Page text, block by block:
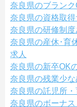
奈良県のブラン
奈良県の資格取
奈良県の研修制
奈良県の産休･育
求人
奈良県の新卒OK
奈良県の残業少
奈良県の託児所
奈良県のボーナ